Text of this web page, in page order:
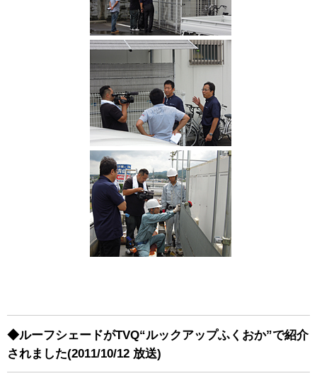
◆ルーフシェードがTVQ“ルックアップふくおか”で紹介
されました(2011/10/12 放送)